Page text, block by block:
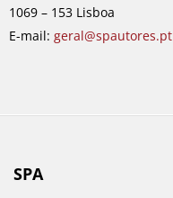
m
1069 – 153 Lisboa
E-mail: geral@spautores.pt
SPA